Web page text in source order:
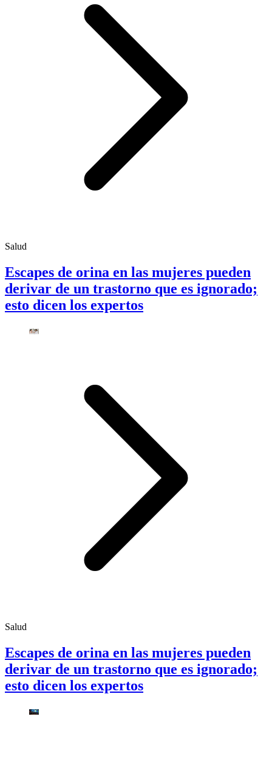
Salud
Escapes de orina en las mujeres pueden
derivar de un trastorno que es ignorado;
esto dicen los expertos
Salud
Escapes de orina en las mujeres pueden
derivar de un trastorno que es ignorado;
esto dicen los expertos